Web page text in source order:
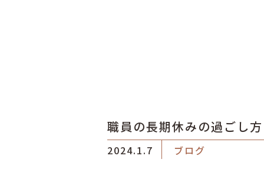
職員の長期休みの過ごし
2024.1.7 ブログ